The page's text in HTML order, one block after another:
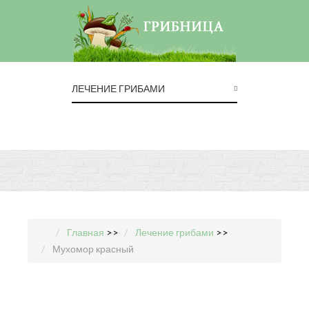
ЛЕЧЕНИЕ ГРИБАМИ
Главная >> Лечение грибами >>
Мухомор красный